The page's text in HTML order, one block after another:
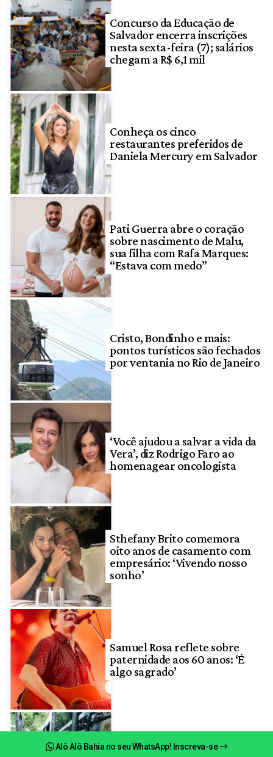
Alô Alô Bahia no seu WhatsApp! Inscreva-se
Concurso da Educação de
Salvador encerra inscrições
nesta sexta-feira (7); salários
chegam a R$ 6,1 mil
Conheça os cinco
restaurantes preferidos de
Daniela Mercury em Salvador
Pati Guerra abre o coração
sobre nascimento de Malu,
sua filha com Rafa Marques:
“Estava com medo”
Cristo, Bondinho e mais:
pontos turísticos são fechados
por ventania no Rio de Janeiro
‘Você ajudou a salvar a vida da
Vera’, diz Rodrigo Faro ao
homenagear oncologista
Sthefany Brito comemora
oito anos de casamento com
empresário: ‘Vivendo nosso
sonho’
Samuel Rosa reflete sobre
paternidade aos 60 anos: ‘É
algo sagrado’
Semob altera itinerários de